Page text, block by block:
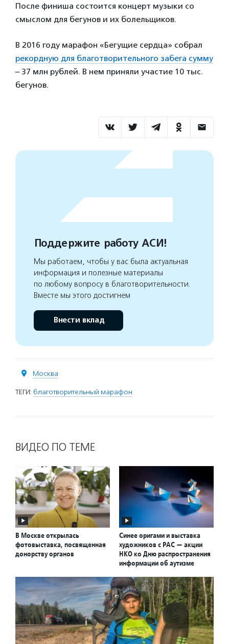
После финиша состоится концерт музыки со
смыслом для бегунов и их болельщиков.
В 2016 году марафон «Бегущие сердца» собрал
рекордную для благотворительного забега сумму
– 37 млн рублей. В нем приняли участие 10 тыс.
бегунов.
Поддержите работу АСИ!
Мы работаем, чтобы у вас была актуальная
информация и полезные материалы
по любому вопросу в благотворительности.
Вместе мы этого достигнем
Внести вклад
Москва
ТЕГИ: благотворительный марафон
ВИДЕО ПО ТЕМЕ
В Москве открылась
фотовыставка, посвященная
донорству органов
Синее оригами и выставка
художников с РАС — акции
НКО ко Дню распространения
информации об аутизме